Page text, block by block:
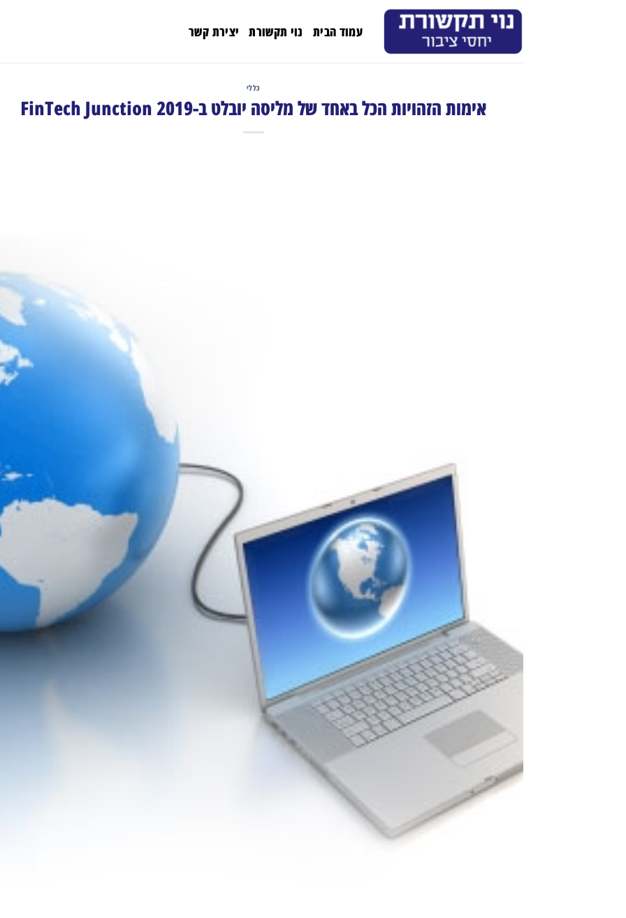
עמוד הבית נוי תקשורת יצירת קשר
כללי
אימות הזהויות הכל באחד של מליסה יובלט ב-FinTech Junction 2019